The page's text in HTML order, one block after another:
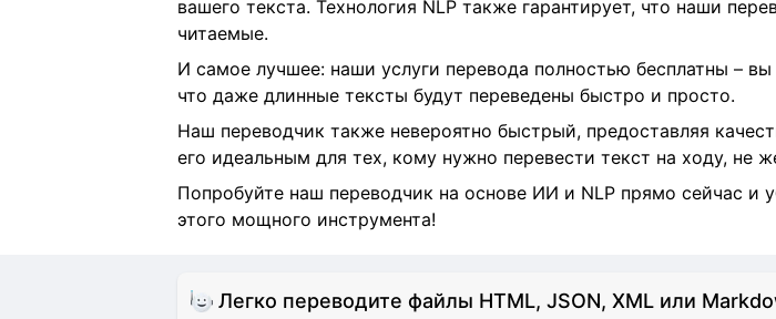
вашего текста. Технология NLP также гарантирует, что наши
читаемые.
И самое лучшее: наши услуги перевода полностью бесплатны –
что даже длинные тексты будут переведены быстро и просто.
Наш переводчик также невероятно быстрый, предоставляя
его идеальным для тех, кому нужно перевести текст на ходу, не
Попробуйте наш переводчик на основе ИИ и NLP прямо сейчас и
этого мощного инструмента!
Легко переводите файлы HTML, JSON, XML или